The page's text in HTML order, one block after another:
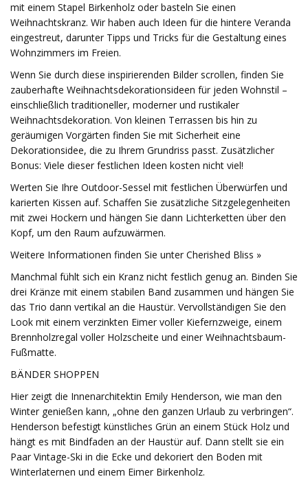
mit einem Stapel Birkenholz oder basteln Sie einen
Weihnachtskranz. Wir haben auch Ideen für die hintere Veranda
eingestreut, darunter Tipps und Tricks für die Gestaltung eines
Wohnzimmers im Freien.
Wenn Sie durch diese inspirierenden Bilder scrollen, finden Sie
zauberhafte Weihnachtsdekorationsideen für jeden Wohnstil –
einschließlich traditioneller, moderner und rustikaler
Weihnachtsdekoration. Von kleinen Terrassen bis hin zu
geräumigen Vorgärten finden Sie mit Sicherheit eine
Dekorationsidee, die zu Ihrem Grundriss passt. Zusätzlicher
Bonus: Viele dieser festlichen Ideen kosten nicht viel!
Werten Sie Ihre Outdoor-Sessel mit festlichen Überwürfen und
karierten Kissen auf. Schaffen Sie zusätzliche Sitzgelegenheiten
mit zwei Hockern und hängen Sie dann Lichterketten über den
Kopf, um den Raum aufzuwärmen.
Weitere Informationen finden Sie unter Cherished Bliss »
Manchmal fühlt sich ein Kranz nicht festlich genug an. Binden Sie
drei Kränze mit einem stabilen Band zusammen und hängen Sie
das Trio dann vertikal an die Haustür. Vervollständigen Sie den
Look mit einem verzinkten Eimer voller Kiefernzweige, einem
Brennholzregal voller Holzscheite und einer Weihnachtsbaum-
Fußmatte.
BÄNDER SHOPPEN
Hier zeigt die Innenarchitektin Emily Henderson, wie man den
Winter genießen kann, „ohne den ganzen Urlaub zu verbringen“.
Henderson befestigt künstliches Grün an einem Stück Holz und
hängt es mit Bindfaden an der Haustür auf. Dann stellt sie ein
Paar Vintage-Ski in die Ecke und dekoriert den Boden mit
Winterlaternen und einem Eimer Birkenholz.